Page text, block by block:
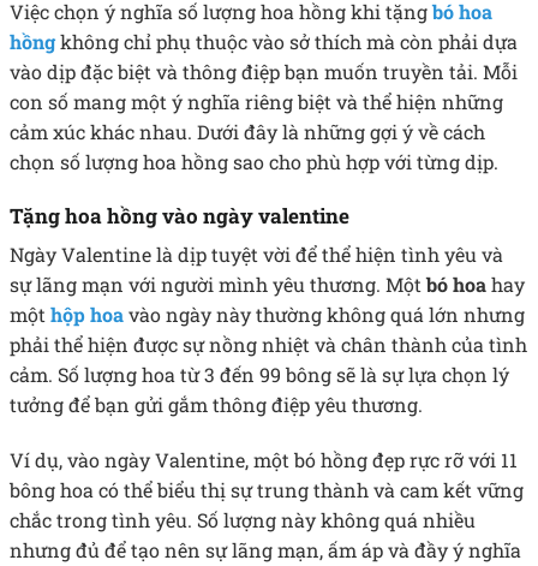
Việc chọn ý nghĩa số lượng hoa hồng khi tặngbó hoa
hồngkhông chỉ phụ thuộc vào sở thích mà còn phải dựa
vào dịp đặc biệt và thông điệp bạn muốn truyền tải. Mỗi
con số mang một ý nghĩa riêng biệt và thể hiện những
cảm xúc khác nhau. Dưới đây là những gợi ý về cách
chọn số lượng hoa hồng sao cho phù hợp với từng dịp.
Tặng hoa hồng vào ngày valentine
Ngày Valentine là dịp tuyệt vời để thể hiện tình yêu và
sự lãng mạn với người mình yêu thương. Mộtbó hoahay
một hộp hoavào ngày này thường không quá lớn nhưng
phải thể hiện được sự nồng nhiệt và chân thành của tình
cảm. Số lượng hoa từ 3 đến 99 bông sẽ là sự lựa chọn lý
tưởng để bạn gửi gắm thông điệp yêu thương.
Ví dụ, vào ngày Valentine, một bó hồng đẹp rực rỡ với 11
bông hoa có thể biểu thị sự trung thành và cam kết vững
chắc trong tình yêu. Số lượng này không quá nhiều
nhưng đủ để tạo nên sự lãng mạn, ấm áp và đầy ý nghĩa